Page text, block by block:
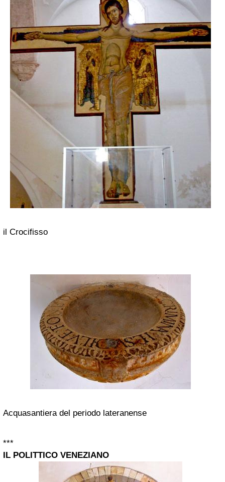
il Crocifisso
Acquasantiera del periodo lateranense
***
IL POLITTICO VENEZIANO